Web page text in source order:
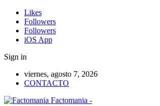
Likes
Followers
Followers
iOS App
Sign in
viernes, agosto 7, 2026
CONTACTO
Factomania -